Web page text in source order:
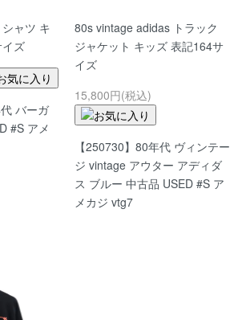
ャツ キ
ズ
バーガ
#S アメ
80s vintage adidas トラック
ジャケット キッズ 表記164サ
イズ
15,800円(税込)
【250730】80年代 ヴィンテー
ジ vintage アウター アディダ
ス ブルー 中古品 USED #S ア
メカジ vtg7